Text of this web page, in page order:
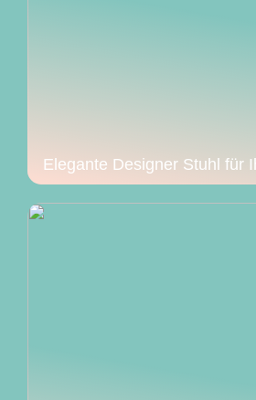
Elegante Designer Stuhl für